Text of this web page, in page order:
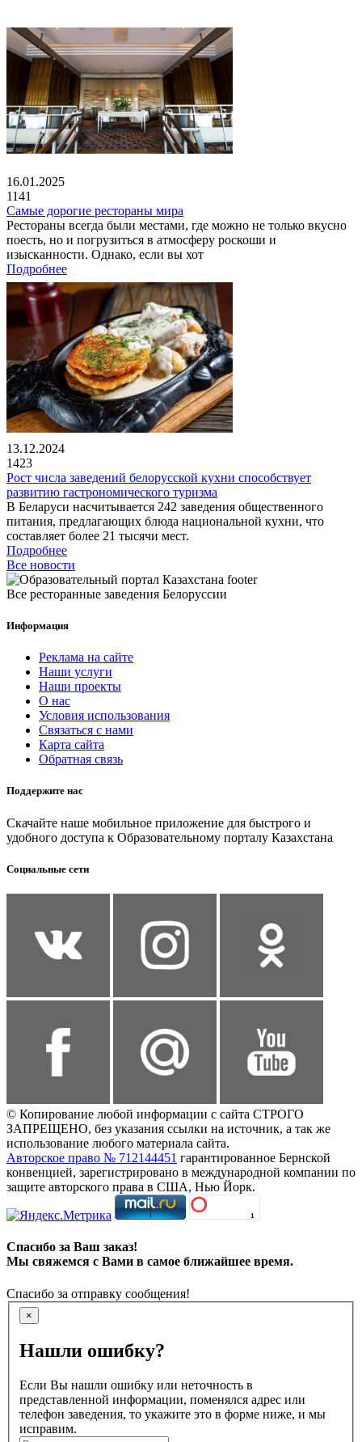
16.01.2025
1141
Самые дорогие рестораны мира
Рестораны всегда были местами, где можно не только вкусно
поесть, но и погрузиться в атмосферу роскоши и
изысканности. Однако, если вы хот
Подробнее
13.12.2024
1423
Рост числа заведений белорусской кухни способствует
развитию гастрономического туризма
В Беларуси насчитывается 242 заведения общественного
питания, предлагающих блюда национальной кухни, что
составляет более 21 тысячи мест.
Подробнее
Все новости
Все ресторанные заведения Белоруссии
Информация
Реклама на сайте
Наши услуги
Наши проекты
О нас
Условия использования
Связаться с нами
Карта сайта
Обратная связь
Поддержите нас
Скачайте наше мобильное приложение для быстрого и
удобного доступа к Образовательному порталу Казахстана
Социальные сети
© Копирование любой информации с сайта СТРОГО
ЗАПРЕЩЕНО, без указания ссылки на источник, а так же
использование любого материала сайта.
Авторское право № 712144451 гарантированное Бернской
конвенцией, зарегистрировано в международной компании по
защите авторского права в США, Нью Йорк.
Спасибо за Ваш заказ!
Мы свяжемся с Вами в самое ближайшее время.
Спасибо за отправку сообщения!
×
Нашли ошибку?
Если Вы нашли ошибку или неточность в
представленной информации, поменялся адрес или
телефон заведения, то укажите это в форме ниже, и мы
исправим.